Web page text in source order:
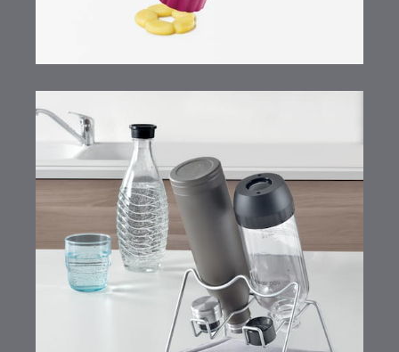
Sodatex